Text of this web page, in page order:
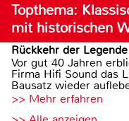
Topthema:
mit historischen
Rückkehr der Legende
Vor gut 40 Jahren
Firma Hifi Sound das
Bausatz wieder
>> Mehr erfahren